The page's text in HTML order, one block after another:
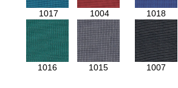
1017 1004 1018
1016 1015 1007